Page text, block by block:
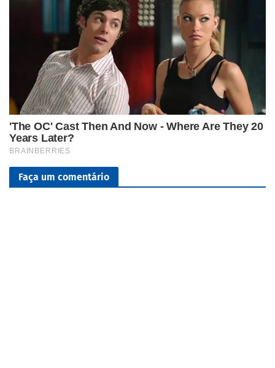
Faça um comentário